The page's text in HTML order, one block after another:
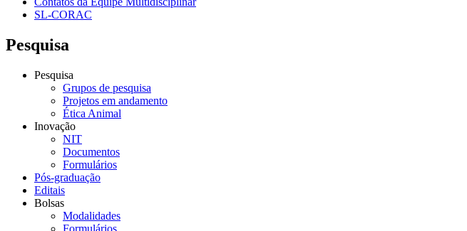
SL-CORAC
Pesquisa
Pesquisa
Grupos de pesquisa
Projetos em andamento
Ética Animal
Inovação
NIT
Documentos
Formulários
Pós-graduação
Editais
Bolsas
Modalidades
Formulários